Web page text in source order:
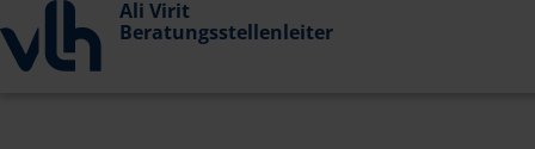
Ali Virit
Beratungsstellenleiter